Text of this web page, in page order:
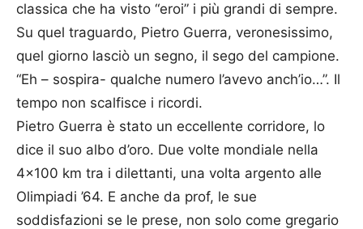
classica che ha visto “eroi” i più grandi di sempre.
Su quel traguardo, Pietro Guerra, veronesissimo,
quel giorno lasciò un segno, il sego del campione.
“Eh – sospira- qualche numero l’avevo anch’io…”. Il
tempo non scalfisce i ricordi.
Pietro Guerra è stato un eccellente corridore, lo
dice il suo albo d’oro. Due volte mondiale nella
4×100 km tra i dilettanti, una volta argento alle
Olimpiadi ’64. E anche da prof, le sue
soddisfazioni se le prese, non solo come gregario